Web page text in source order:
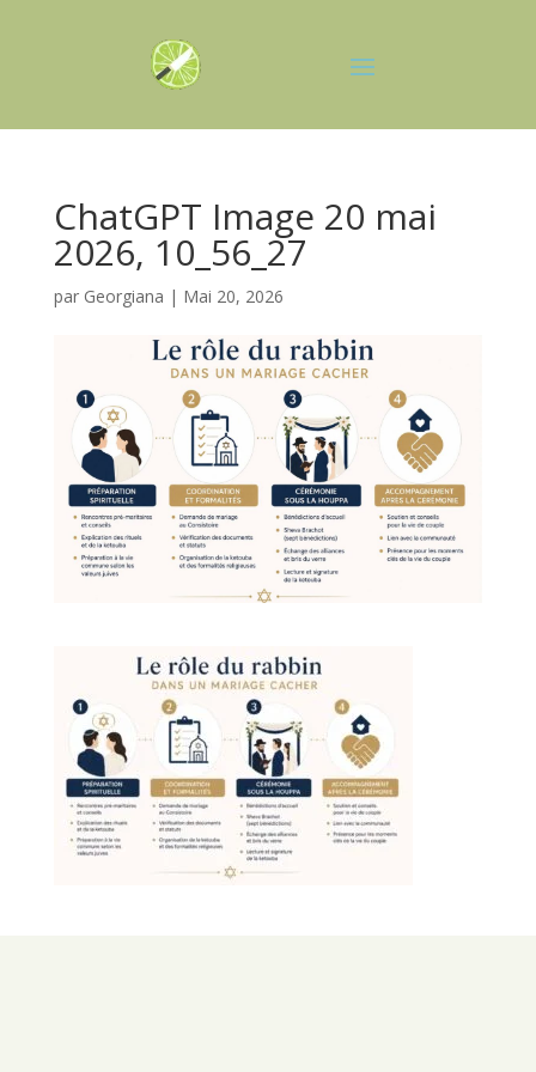
ChatGPT Image 20 mai
2026, 10_56_27
par Georgiana | Mai 20, 2026